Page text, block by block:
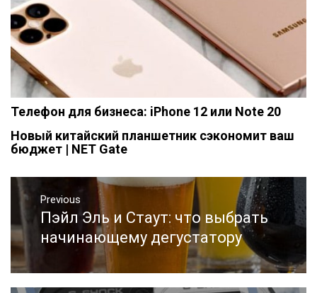
Телефон для бизнеса: iPhone 12 или Note 20
Новый китайский планшетник сэкономит ваш
бюджет | NET Gate
Навигация
по
записям
Previous
Previous
post:
Пэйл Эль и Стаут: что выбрать
начинающему дегустатору